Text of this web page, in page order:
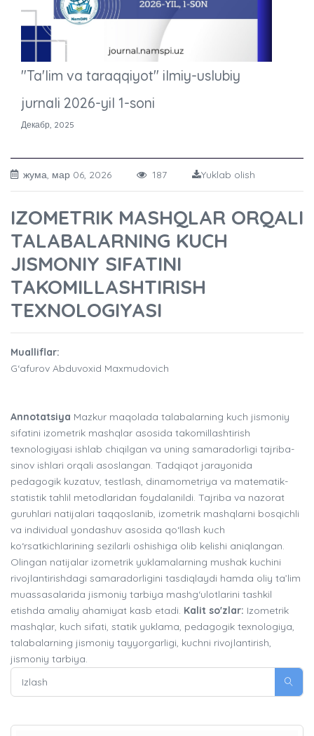
"Ta'lim va taraqqiyot" ilmiy-uslubiy
jurnali 2026-yil 1-soni
Декабр, 2025
жума, мар 06, 2026 187 Yuklab olish
IZOMETRIK MASHQLAR ORQALI
TALABALARNING KUCH
JISMONIY SIFATINI
TAKOMILLASHTIRISH
TEXNOLOGIYASI
Mualliflar:
G‘afurov Abduvoxid Maxmudovich
Annotatsiya Mazkur maqolada talabalarning kuch jismoniy
sifatini izometrik mashqlar asosida takomillashtirish
texnologiyasi ishlab chiqilgan va uning samaradorligi tajriba-
sinov ishlari orqali asoslangan. Tadqiqot jarayonida
pedagogik kuzatuv, testlash, dinamometriya va matematik-
statistik tahlil metodlaridan foydalanildi. Tajriba va nazorat
guruhlari natijalari taqqoslanib, izometrik mashqlarni bosqichli
va individual yondashuv asosida qo‘llash kuch
ko‘rsatkichlarining sezilarli oshishiga olib kelishi aniqlangan.
Olingan natijalar izometrik yuklamalarning mushak kuchini
rivojlantirishdagi samaradorligini tasdiqlaydi hamda oliy ta’lim
muassasalarida jismoniy tarbiya mashg‘ulotlarini tashkil
etishda amaliy ahamiyat kasb etadi. Kalit so'zlar: Izometrik
mashqlar, kuch sifati, statik yuklama, pedagogik texnologiya,
talabalarning jismoniy tayyorgarligi, kuchni rivojlantirish,
jismoniy tarbiya.